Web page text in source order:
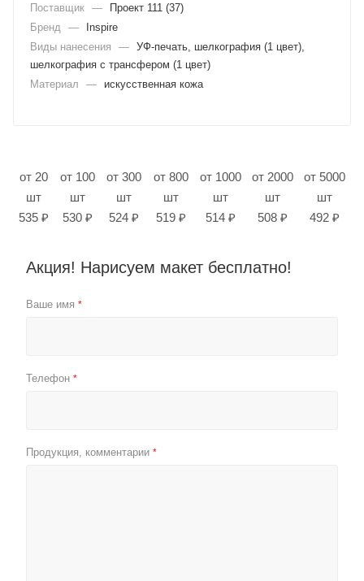
Поставщик —
Проект 111 (37)
Бренд
—
Inspire
Виды нанесения
— УФ-печать, шелкография (1 цвет),
шелкография с трансфером (1 цвет)
Материал
— искусственная кожа
от 20
шт
535 ₽
от 100
шт
530 ₽
от 300
шт
524 ₽
от 800
шт
519 ₽
от 1000
шт
514 ₽
от 2000
шт
508 ₽
от 5000
шт
492 ₽
Акция! Нарисуем макет бесплатно!
Ваше имя *
Телефон *
Продукция, комментарии *